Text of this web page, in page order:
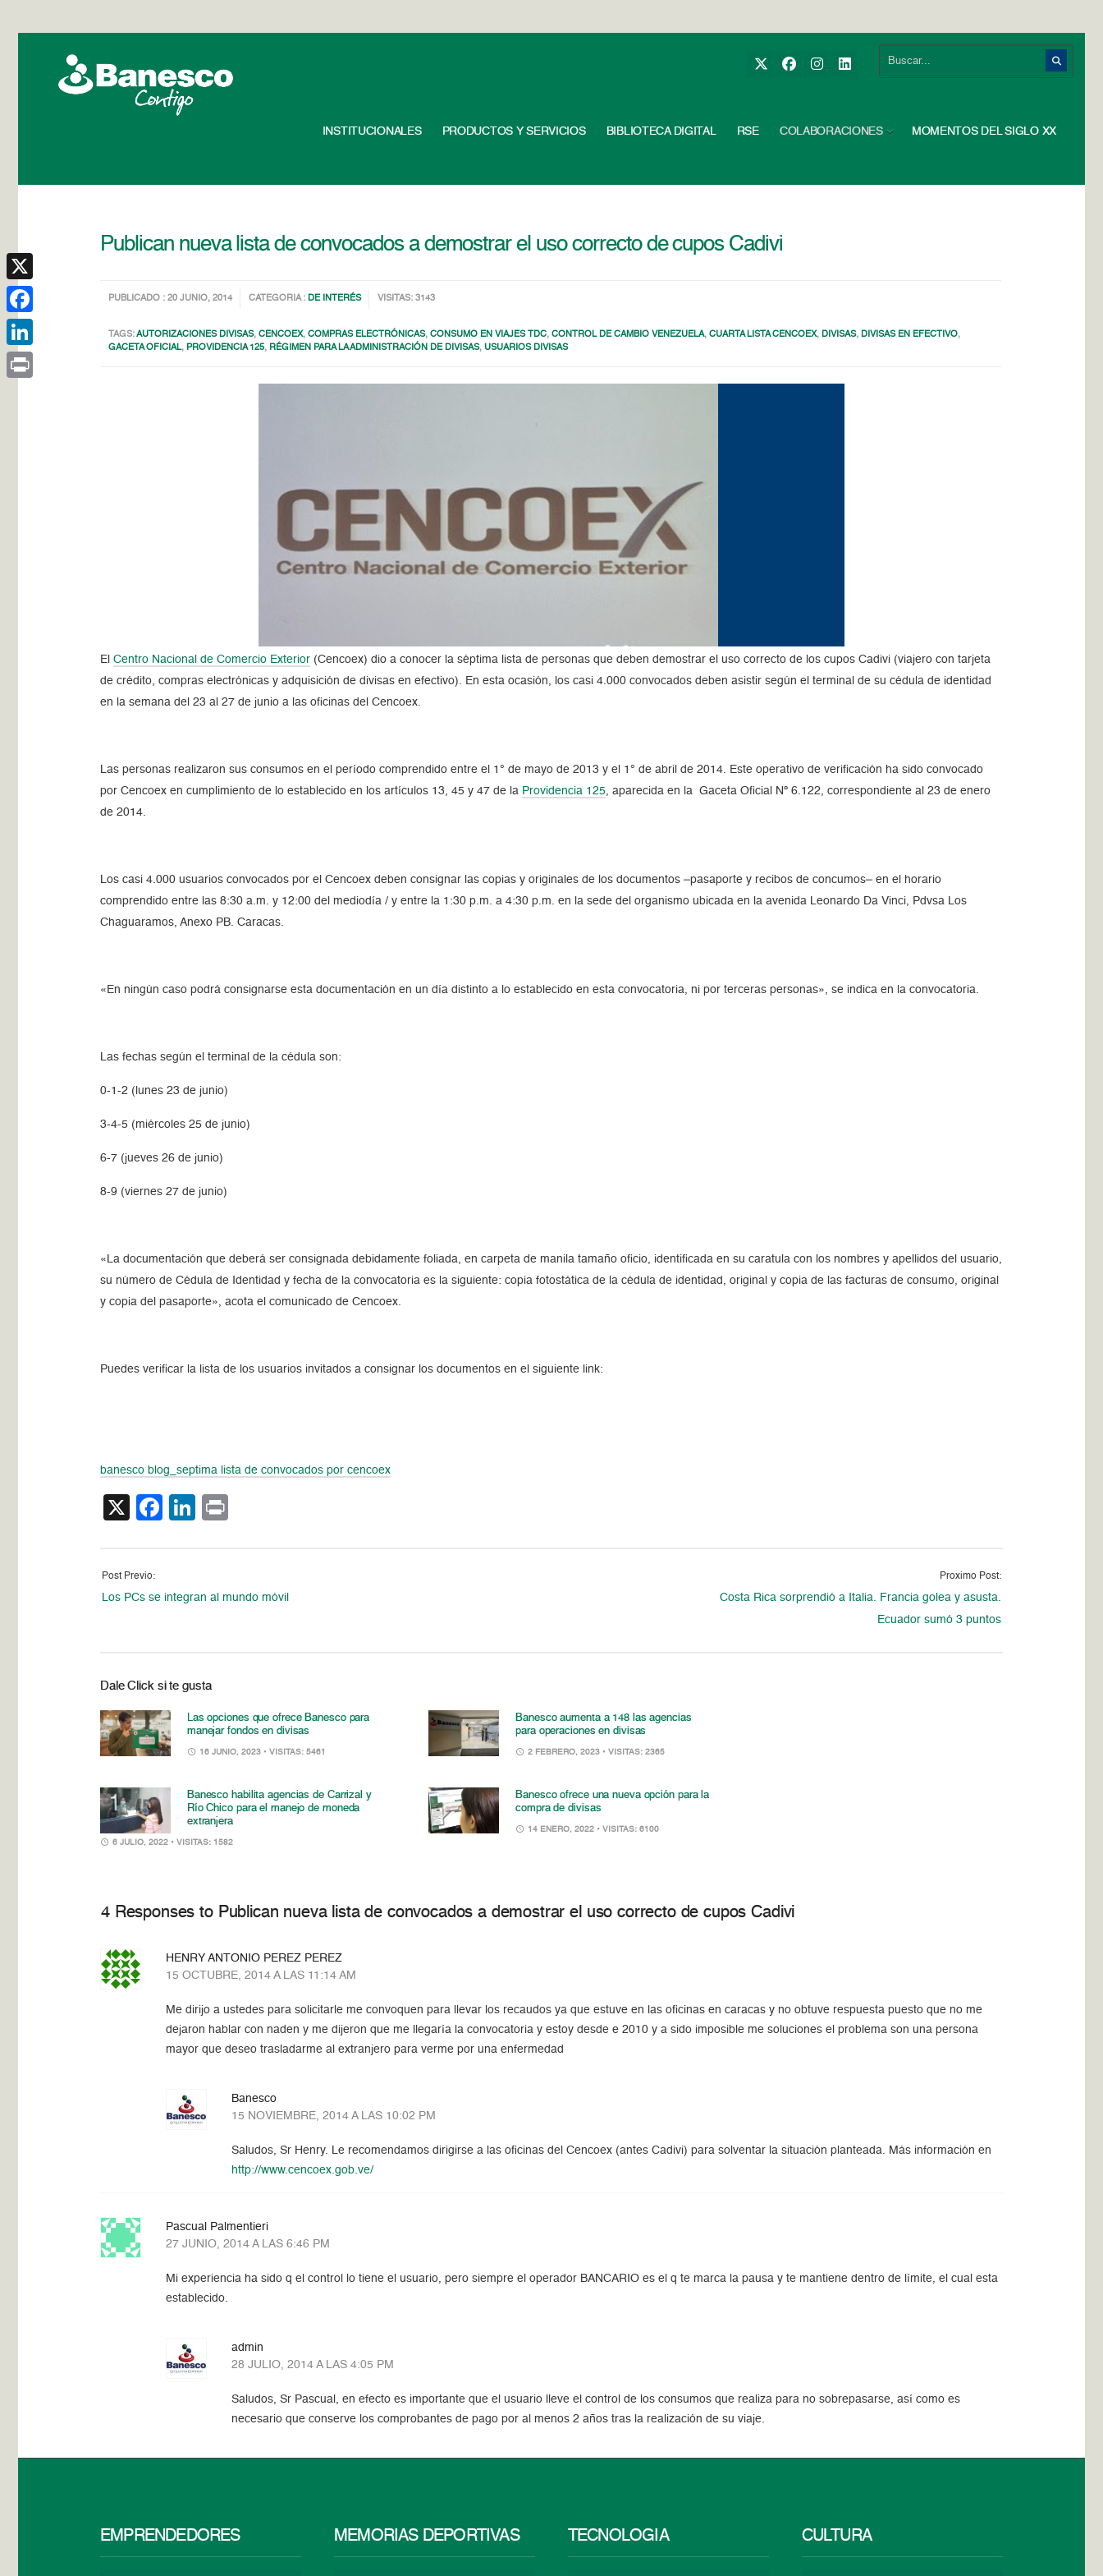
INSTITUCIONALES PRODUCTOS Y SERVICIOS BIBLIOTECA DIGITAL RSE COLABORACIONES MOMENTOS DEL SIGLO XX
Publican nueva lista de convocados a demostrar el uso correcto de cupos Cadivi
PUBLICADO : 20 JUNIO, 2014 CATEGORIA : DE INTERÉS VISITAS: 3143
TAGS:AUTORIZACIONES DIVISAS,CENCOEX,COMPRAS ELECTRÓNICAS,CONSUMO EN VIAJES TDC,CONTROL DE CAMBIO VENEZUELA,CUARTA LISTA CENCOEX, DIVISAS, DIVISAS EN EFECTIVO,
GACETA OFICIAL, PROVIDENCIA 125, RÉGIMEN PARA LA ADMINISTRACIÓN DE DIVISAS,USUARIOS DIVISAS
ElCentro Nacional de Comercio Exterior (Cencoex) dio a conocer la séptima lista de personas que deben demostrar el uso correcto de los cupos Cadivi (viajero con tarjeta
de crédito, compras electrónicas y adquisición de divisas en efectivo). En esta ocasión, los casi 4.000 convocados deben asistir según el terminal de su cédula de identidad
en la semana del 23 al 27 de junio a las oficinas del Cencoex.
Las personas realizaron sus consumos en el período comprendido entre el 1° de mayo de 2013 y el 1° de abril de 2014. Este operativo de verificación ha sido convocado
por Cencoex en cumplimiento de lo establecido en los artículos 13, 45 y 47 de la Providencia 125, aparecida en la Gaceta Oficial Nº 6.122, correspondiente al 23 de enero
de 2014.
Los casi 4.000 usuarios convocados por el Cencoex deben consignar las copias y originales de los documentos –pasaporte y recibos de concumos– en el horario
comprendido entre las 8:30 a.m. y 12:00 del mediodía / y entre la 1:30 p.m. a 4:30 p.m. en la sede del organismo ubicada en la avenida Leonardo Da Vinci, Pdvsa Los
Chaguaramos, Anexo PB. Caracas.
«En ningún caso podrá consignarse esta documentación en un día distinto a lo establecido en esta convocatoria, ni por terceras personas», se indica en la convocatoria.
Las fechas según el terminal de la cédula son:
0-1-2 (lunes 23 de junio)
3-4-5 (miércoles 25 de junio)
6-7 (jueves 26 de junio)
8-9 (viernes 27 de junio)
«La documentación que deberá ser consignada debidamente foliada, en carpeta de manila tamaño oficio, identificada en su caratula con los nombres y apellidos del usuario,
su número de Cédula de Identidad y fecha de la convocatoria es la siguiente: copia fotostática de la cédula de identidad, original y copia de las facturas de consumo, original
y copia del pasaporte», acota el comunicado de Cencoex.
Puedes verificar la lista de los usuarios invitados a consignar los documentos en el siguiente link:
banesco blog_septima lista de convocados por cencoex
X Facebook
LinkedIn
Post Previo:
Los PCs se integran al mundo móvil
Proximo Post:
Costa Rica sorprendió a Italia. Francia golea y asusta.
Ecuador sumó 3 puntos
Dale Click si te gusta
Las opciones que ofrece Banesco para
manejar fondos en divisas
16 JUNIO, 2023 • VISITAS: 5461
Banesco aumenta a 148 las agencias
para operaciones en divisas
2 FEBRERO, 2023 • VISITAS: 2365
Banesco habilita agencias de Carrizal y
Río Chico para el manejo de moneda
extranjera
6 JULIO, 2022 • VISITAS: 1582
Banesco ofrece una nueva opción para la
compra de divisas
14 ENERO, 2022 • VISITAS: 6100
4 Responses to Publican nueva lista de convocados a demostrar el uso correcto de cupos Cadivi
HENRY ANTONIO PEREZ PEREZ
15 OCTUBRE, 2014 A LAS 11:14 AM
Me dirijo a ustedes para solicitarle me convoquen para llevar los recaudos ya que estuve en las oficinas en caracas y no obtuve respuesta puesto que no me
dejaron hablar con naden y me dijeron que me llegaría la convocatoria y estoy desde e 2010 y a sido imposible me soluciones el problema son una persona
mayor que deseo trasladarme al extranjero para verme por una enfermedad
Banesco
15 NOVIEMBRE, 2014 A LAS 10:02 PM
Saludos, Sr Henry. Le recomendamos dirigirse a las oficinas del Cencoex (antes Cadivi) para solventar la situación planteada. Más información en
http://www.cencoex.gob.ve/
Pascual Palmentieri
27 JUNIO, 2014 A LAS 6:46 PM
Mi experiencia ha sido q el control lo tiene el usuario, pero siempre el operador BANCARIO es el q te marca la pausa y te mantiene dentro de límite, el cual esta
establecido.
admin
28 JULIO, 2014 A LAS 4:05 PM
Saludos, Sr Pascual, en efecto es importante que el usuario lleve el control de los consumos que realiza para no sobrepasarse, así como es
necesario que conserve los comprobantes de pago por al menos 2 años tras la realización de su viaje.
EMPRENDEDORES MEMORIAS DEPORTIVAS TECNOLOGÍA CULTURA
X
Facebook
LinkedIn